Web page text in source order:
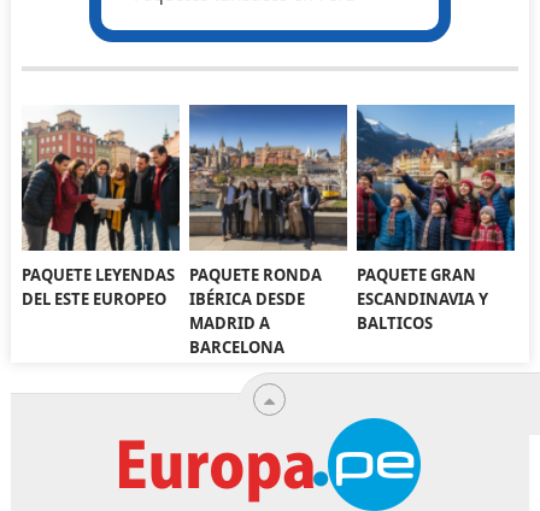
PAQUETE LEYENDAS
DEL ESTE EUROPEO
PAQUETE RONDA
IBÉRICA DESDE
MADRID A
BARCELONA
PAQUETE GRAN
ESCANDINAVIA Y
BALTICOS